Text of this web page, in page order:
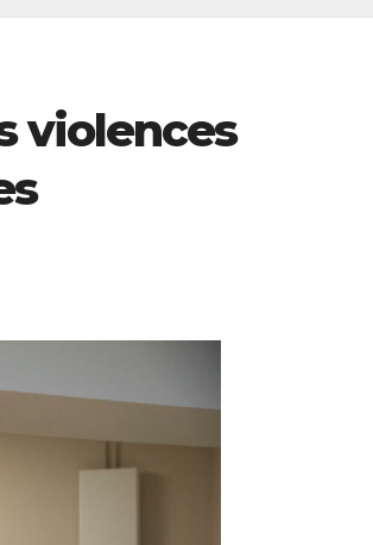
violences